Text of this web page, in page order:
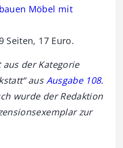
Möbel mit
Seiten, 17 Euro.
der Kategorie
aus Ausgabe 108.
wurde der Redaktion
zur